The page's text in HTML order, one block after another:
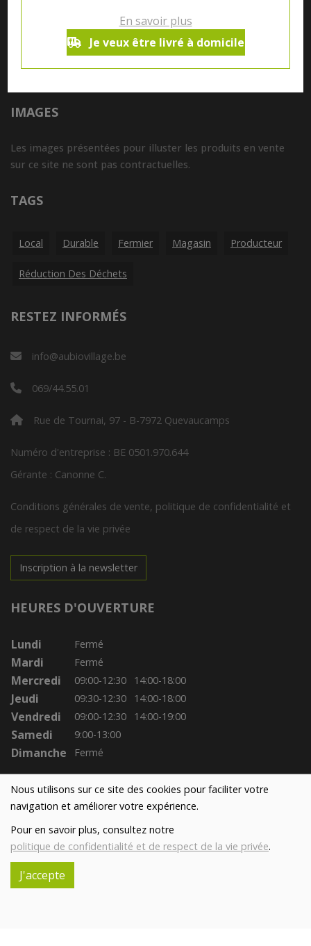
Nous utilisons sur ce site des cookies pour faciliter votre
navigation et améliorer votre expérience.
Pour en savoir plus, consultez notre
politique de confidentialité et de respect de la vie privée.
J'accepte
En savoir plus
Je veux être livré à domicile
Tous nos produits sont susceptibles de contenir des
allergènes. Si vous souhaitez avoir de plus amples
informations sur ceux-ci, vous pouvez nous contacter par e-
IMAGES
Les images présentées pour illuster les produits en vente
sur ce site ne sont pas contractuelles.
TAGS
Local Durable Fermier Magasin Producteur
Réduction Des Déchets
RESTEZ INFORMÉS
info@aubiovillage.be
069/44.55.01
Rue de Tournai, 97 - B-7972 Quevaucamps
Numéro d'entreprise : BE 0501.970.644
Gérante : Canonne C.
Conditions générales de vente, politique de confidentialité et
de respect de la vie privée
Inscription à la newsletter
HEURES D'OUVERTURE
Lundi Fermé
Mardi Fermé
Mercredi 09:00-12:30 14:00-18:00
Jeudi 09:30-12:30 14:00-18:00
Vendredi 09:00-12:30 14:00-19:00
Samedi 9:00-13:00
Dimanche Fermé